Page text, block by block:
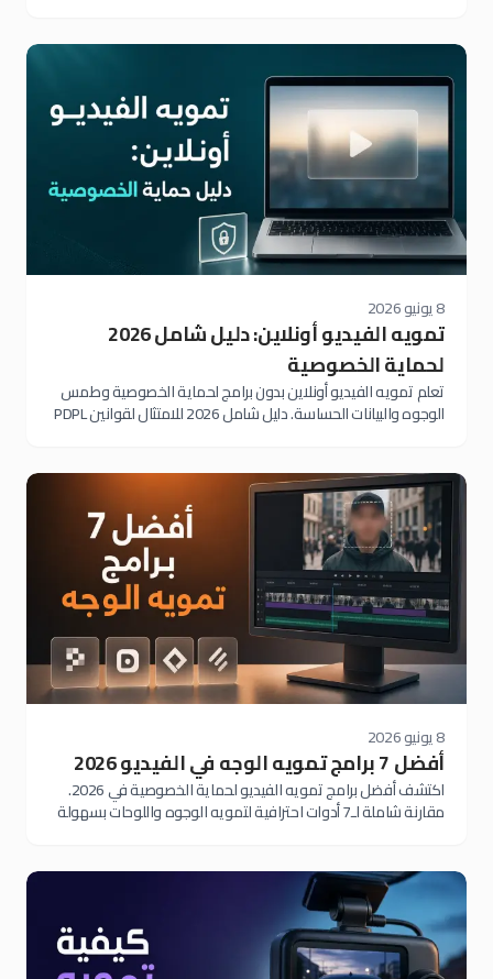
8 يونيو 2026
تمويه الفيديو أونلاين: دليل شامل 2026
لحماية الخصوصية
تعلم تمويه الفيديو أونلاين بدون برامج لحماية الخصوصية وطمس
الوجوه والبيانات الحساسة. دليل شامل 2026 للامتثال لقوانين PDPL
8 يونيو 2026
أفضل 7 برامج تمويه الوجه في الفيديو 2026
اكتشف أفضل برامج تمويه الفيديو لحماية الخصوصية في 2026.
مقارنة شاملة لـ7 أدوات احترافية لتمويه الوجوه واللوحات بسهولة